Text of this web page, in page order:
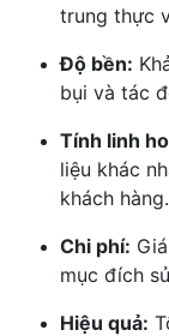
trung thực
Độ bền:
bụi và tác
Tính linh
liệu khác
khách hàng.
Chi phí:
mục đích
Hiệu quả: